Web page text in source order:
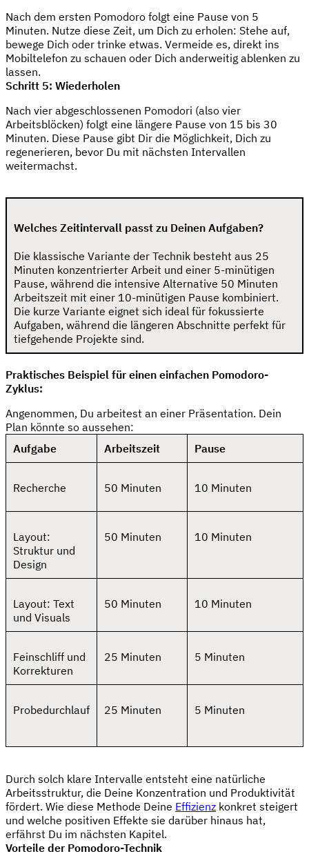
Nach dem ersten Pomodoro folgt eine Pause von 5
Minuten. Nutze diese Zeit, um Dich zu erholen: Stehe auf,
bewege Dich oder trinke etwas. Vermeide es, direkt ins
Mobiltelefon zu schauen oder Dich anderweitig ablenken zu
lassen.
Schritt 5: Wiederholen
Nach vier abgeschlossenen Pomodori (also vier
Arbeitsblöcken) folgt eine längere Pause von 15 bis 30
Minuten. Diese Pause gibt Dir die Möglichkeit, Dich zu
regenerieren, bevor Du mit nächsten Intervallen
weitermachst.
Welches Zeitintervall passt zu Deinen Aufgaben?
Die klassische Variante der Technik besteht aus 25
Minuten konzentrierter Arbeit und einer 5-minütigen
Pause, während die intensive Alternative 50 Minuten
Arbeitszeit mit einer 10-minütigen Pause kombiniert.
Die kurze Variante eignet sich ideal für fokussierte
Aufgaben, während die längeren Abschnitte perfekt für
tiefgehende Projekte sind.
Praktisches Beispiel für einen einfachen Pomodoro-
Zyklus:
Angenommen, Du arbeitest an einer Präsentation. Dein
Plan könnte so aussehen:
Aufgabe
Arbeitszeit Pause
Recherche 50 Minuten 10 Minuten
Layout:
Struktur und
Design
50 Minuten 10 Minuten
Layout: Text
und Visuals
50 Minuten 10 Minuten
Feinschliff und
Korrekturen
25 Minuten 5 Minuten
Probedurchlauf 25 Minuten 5 Minuten
Durch solch klare Intervalle entsteht eine natürliche
Arbeitsstruktur, die Deine Konzentration und Produktivität
fördert. Wie diese Methode Deine Effizienz konkret steigert
und welche positiven Effekte sie darüber hinaus hat,
erfährst Du im nächsten Kapitel.
Vorteile der Pomodoro-Technik